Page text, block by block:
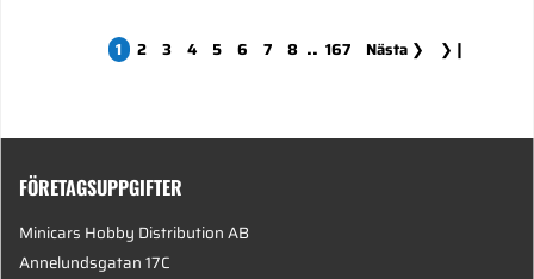
1 2 3 4 5 6 7 8 .. 167 Nästa ❯ ❯❙
FÖRETAGSUPPGIFTER
Minicars Hobby Distribution AB
Annelundsgatan 17C